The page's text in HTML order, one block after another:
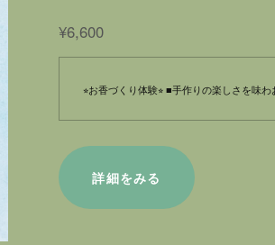
¥6,600
詳細をみる